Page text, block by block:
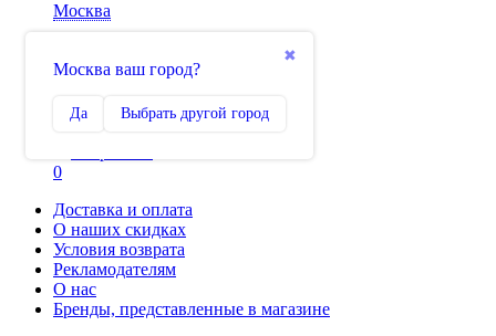
Москва
✖
Москва ваш город?
Да Выбрать другой город
Сравнение
0
Доставка и оплата
О наших скидках
Условия возврата
Рекламодателям
О нас
Бренды, представленные в магазине